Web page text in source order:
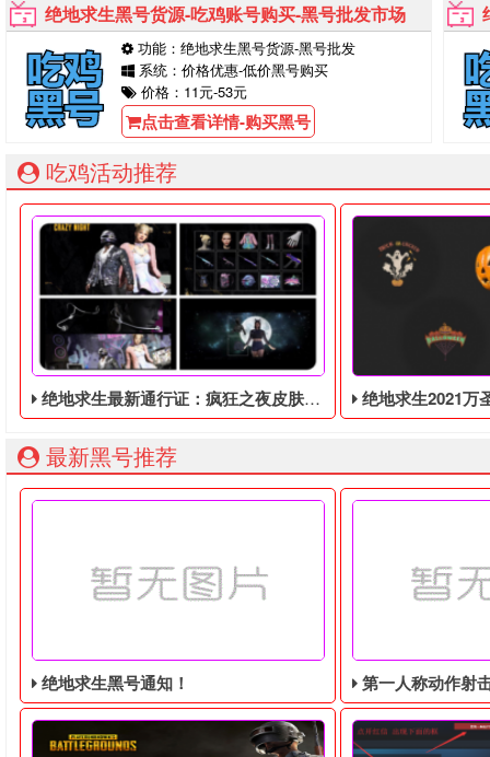
绝地求生黑号货源-吃鸡账号购买-黑号批发市场
功能：绝地求生黑号货源-黑号批发
系统：价格优惠-低价黑号购买
价格：11元-53元
点击查看详情-购买黑号
吃鸡活动推荐
绝地求生最新通行证：疯狂之夜皮肤暴露！将于9月8日推出！ 绝地求生2021万圣节活动，奇
最新黑号推荐
绝地求生黑号通知！ 第一人称动作射击游戏《绝地